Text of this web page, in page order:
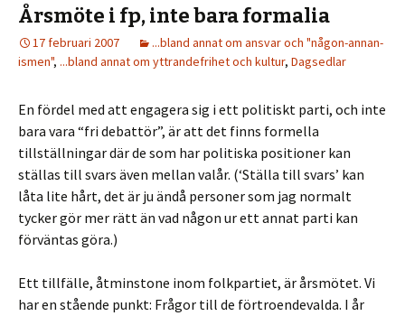
Årsmöte i fp, inte bara formalia
17 februari 2007
...bland annat om ansvar och "någon-annan-
ismen", ...bland annat om yttrandefrihet och kultur, Dagsedlar
En fördel med att engagera sig i ett politiskt parti, och inte
bara vara “fri debattör”, är att det finns formella
tillställningar där de som har politiska positioner kan
ställas till svars även mellan valår. (‘Ställa till svars’ kan
låta lite hårt, det är ju ändå personer som jag normalt
tycker gör mer rätt än vad någon ur ett annat parti kan
förväntas göra.)
Ett tillfälle, åtminstone inom folkpartiet, är årsmötet. Vi
har en stående punkt: Frågor till de förtroendevalda. I år